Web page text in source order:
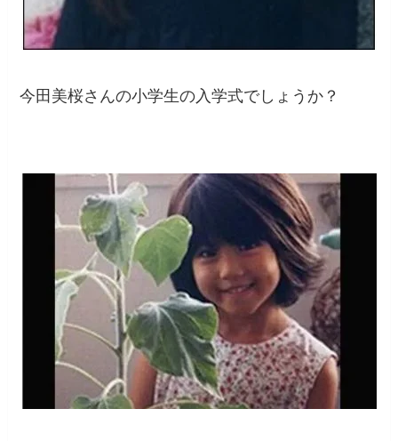
今田美桜さんの小学生の入学式でしょうか？